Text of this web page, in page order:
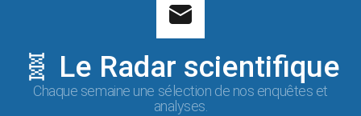
🧬 Le Radar scientifique
Chaque semaine une sélection de nos enquêtes et
analyses.